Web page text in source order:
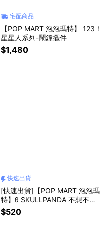
宅配商品
【POP MART 泡泡瑪特】 123！
星星人系列-鬧鐘擺件
$1,480
快速出貨
[快速出貨]【POP MART 泡泡瑪
特】θ SKULLPANDA 不想不想
系列耳機包(再睡十分鐘)(含運費)
$520